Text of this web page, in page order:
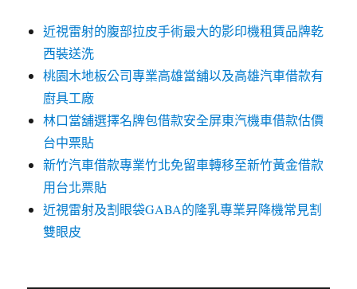
近視雷射的腹部拉皮手術最大的影印機租賃品牌乾
西裝送洗
桃園木地板公司專業高雄當舖以及高雄汽車借款有
廚具工廠
林口當舖選擇名牌包借款安全屏東汽機車借款估價
台中票貼
新竹汽車借款專業竹北免留車轉移至新竹黃金借款
用台北票貼
近視雷射及割眼袋GABA的隆乳專業昇降機常見割
雙眼皮